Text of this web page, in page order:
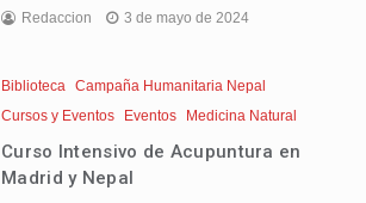
Redaccion 3 de mayo de 2024
Biblioteca Campaña Humanitaria Nepal
Cursos y Eventos
Eventos Medicina Natural
Curso Intensivo de Acupuntura en
Madrid y Nepal